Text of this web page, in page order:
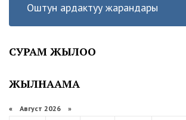
Оштун ардактуу жарандары
СУРАМ ЖЫЛОО
ЖЫЛНААМА
« Август 2026 »